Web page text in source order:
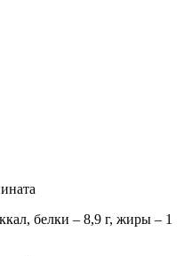
белки – 8,9 г, жиры – 1